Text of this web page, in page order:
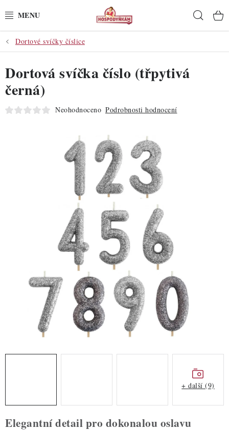
na
POTŘEBY
POMŮCKY
SUROVINY
ZDRAVÉ PEČENÍ
DÁRKOVÉ POUKAZY
TÉMATICKÉ PRODUKTY
PROFI BALENÍ
NOVÉ ZBOŽÍ
Hodnocení obchodu
Blog
Moje objednávka
Podmínky ochrany osobních údajů
Dortové svíčky číslice
Elegantní detail pro dokonalou oslavu
Dortová svíčka číslo (třpytivá
černá)
Neohodnoceno Podrobnosti hodnocení
+ další (9)